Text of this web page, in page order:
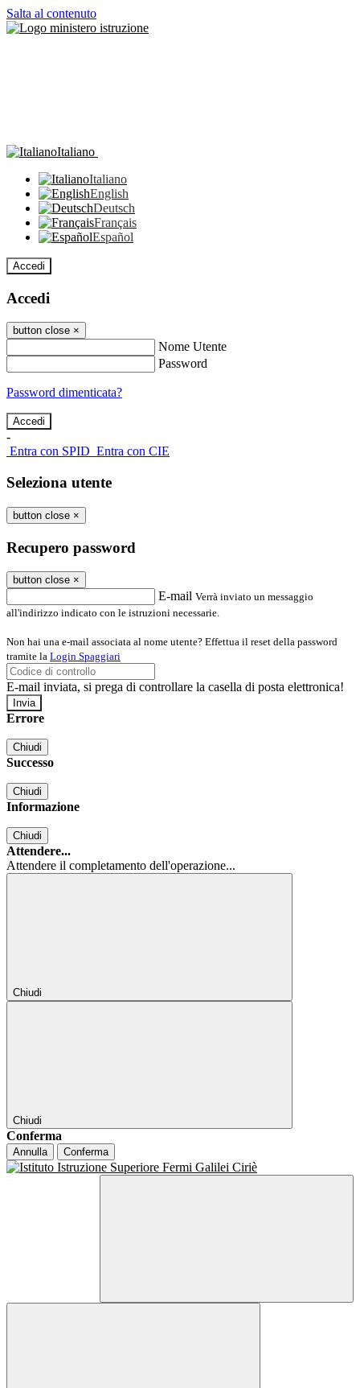
Salta al contenuto
Italiano
Italiano
English
Deutsch
Français
Español
Accedi
Accedi
button close ×
Nome Utente
Password
Password dimenticata?
-
Entra con SPID Entra con CIE
Seleziona utente
button close ×
Recupero password
button close ×
E-mail Verrà inviato un messaggio
all'indirizzo indicato con le istruzioni necessarie.
Non hai una e-mail associata al nome utente? Effettua il reset della password
tramite la Login Spaggiari
E-mail inviata, si prega di controllare la casella di posta elettronica!
Errore
Chiudi
Successo
Chiudi
Informazione
Chiudi
Attendere...
Attendere il completamento dell'operazione...
Chiudi
Chiudi
Conferma
Annulla Conferma